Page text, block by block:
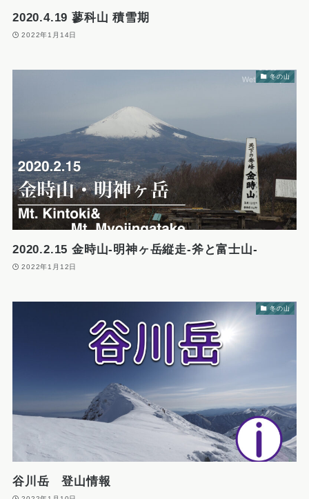
2020.4.19 蓼科山 積雪期
2022年1月14日
冬の山
2020.2.15 金時山-明神ヶ岳縦走-斧と富士山-
2022年1月12日
冬の山
谷川岳 登山情報